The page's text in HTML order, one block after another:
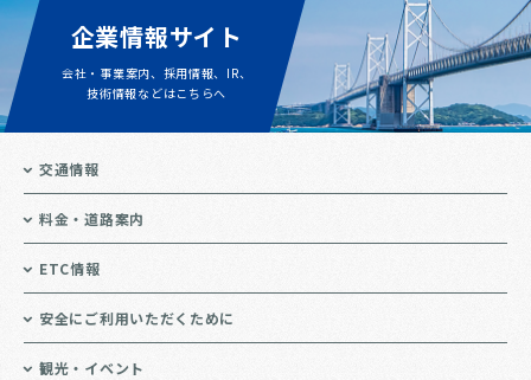
企業情報サイト
会社・事業案内、採用情報、IR、
技術情報などはこちらへ
交通情報
料金・道路案内
ETC情報
安全にご利用いただくために
観光・イベント